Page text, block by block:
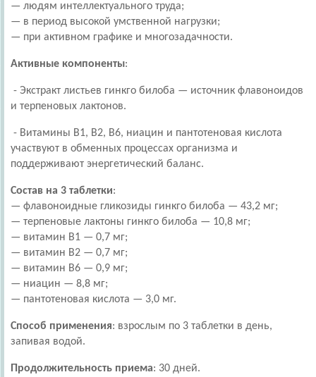
— людям интеллектуального труда;
— в период высокой умственной нагрузки;
— при активном графике и многозадачности.
Активные компоненты:
- Экстракт листьев гинкго билоба — источник флавоноидов
и терпеновых лактонов.
- Витамины B1, B2, B6, ниацин и пантотеновая кислота
участвуют в обменных процессах организма и
поддерживают энергетический баланс.
Состав на 3 таблетки:
— флавоноидные гликозиды гинкго билоба — 43,2 мг;
— терпеновые лактоны гинкго билоба — 10,8 мг;
— витамин B1 — 0,7 мг;
— витамин B2 — 0,7 мг;
— витамин B6 — 0,9 мг;
— ниацин — 8,8 мг;
— пантотеновая кислота — 3,0 мг.
Способ применения: взрослым по 3 таблетки в день,
запивая водой.
Продолжительность приема: 30 дней.